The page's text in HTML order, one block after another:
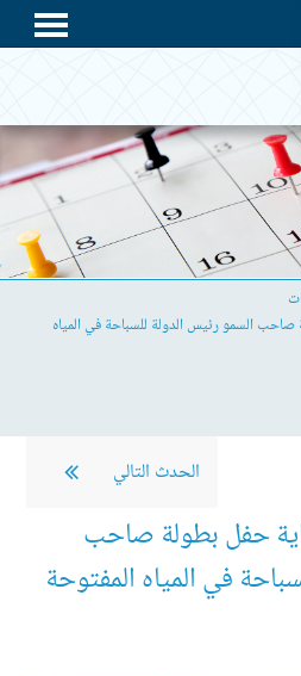
صاحب السمو رئيس الدولة للسباحة في المياه
الحدث التالي
حفل بطولة صاحب
في المياه المفتوحة